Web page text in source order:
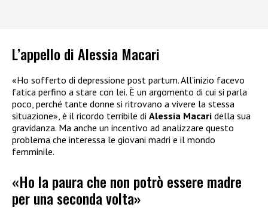
L’appello di Alessia Macari
«Ho sofferto di depressione post partum. All’inizio facevo
fatica perfino a stare con lei. È un argomento di cui si parla
poco, perché tante donne si ritrovano a vivere la stessa
situazione», è il ricordo terribile di Alessia Macari della sua
gravidanza. Ma anche un incentivo ad analizzare questo
problema che interessa le giovani madri e il mondo
femminile.
«Ho la paura che non potrò essere madre
per una seconda volta»